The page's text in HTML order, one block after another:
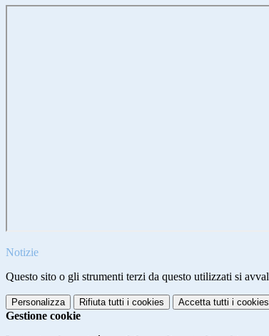
Notizie
Questo sito o gli strumenti terzi da questo utilizzati si
Personalizza Rifiuta tutti i cookies Accetta tutti i cookies
Gestione cookie